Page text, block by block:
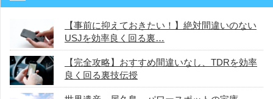
【事前に抑えておきたい！】絶対間違いのない
USJを効率良く回る裏…
【完全攻略】おすすめ間違いなし、TDRを効率
良く回る裏技伝授